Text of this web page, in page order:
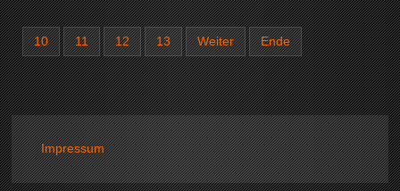
10 11 12 13 Weiter Ende
Impressum